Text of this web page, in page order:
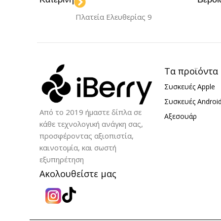
ΜΟΝΤΈΛΟ
ΥΛΙΚΌ
Πλατεία Ελευθερίας 9
Από το 2019 ήμαστε δίπλα σε
κάθε τεχνολογική ανάγκη σας,
προσφέροντας αξιοπιστία,
καινοτομία, και σωστή
εξυπηρέτηση
Ακολουθείστε μας
Τα προϊόντα
Συσκευές Apple
Συσκευές Android
Αξεσουάρ